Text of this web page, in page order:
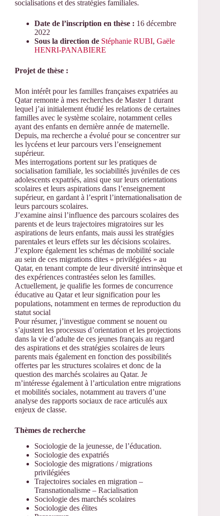
socialisations et des stratégies familiales.
Date de l’inscription en thèse : 16 décembre
2022
Sous la direction de Stéphanie RUBI, Gaële
HENRI-PANABIERE
Projet de thèse :
Mon intérêt pour les familles françaises expatriées au
Qatar remonte à mes recherches de Master 1 durant
lequel j’ai initialement étudié les relations de certaines
familles avec le système scolaire, notamment celles
ayant des enfants en dernière année de maternelle.
Depuis, ma recherche a évolué pour se concentrer sur
les lycéens et leur parcours vers l’enseignement
supérieur.
Mes interrogations portent sur les pratiques de
socialisation familiale, les sociabilités juvéniles de ces
adolescents expatriés, ainsi que sur leurs orientations
scolaires et leurs aspirations dans l’enseignement
supérieur, en gardant à l’esprit l’internationalisation de
leurs parcours scolaires.
J’examine ainsi l’influence des parcours scolaires des
parents et de leurs trajectoires migratoires sur les
aspirations de leurs enfants, mais aussi les stratégies
parentales et leurs effets sur les décisions scolaires.
J’explore également les schémas de mobilité sociale
au sein de ces migrations dites « privilégiées » au
Qatar, en tenant compte de leur diversité intrinsèque et
des expériences contrastées selon les familles.
Actuellement, je qualifie les formes de concurrence
éducative au Qatar et leur signification pour les
populations, notamment en termes de reproduction du
statut social
Pour résumer, j’investigue comment se nouent ou
s’ajustent les processus d’orientation et les projections
dans la vie d’adulte de ces jeunes français au regard
des aspirations et des stratégies scolaires de leurs
parents mais également en fonction des possibilités
offertes par les structures scolaires et donc de la
question des marchés scolaires au Qatar. Je
m’intéresse également à l’articulation entre migrations
et mobilités sociales, notamment au travers d’une
analyse des rapports sociaux de race articulés aux
enjeux de classe.
Thèmes de recherche
Sociologie de la jeunesse, de l’éducation.
Sociologie des expatriés
Sociologie des migrations / migrations
privilégiées
Trajectoires sociales en migration –
Transnationalisme – Racialisation
Sociologie des marchés scolaires
Sociologie des élites